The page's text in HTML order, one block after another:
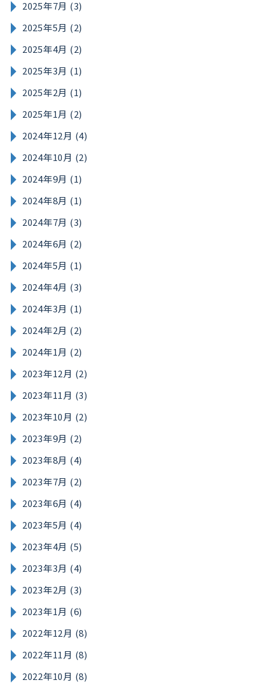
2025年7月 (3)
2025年5月 (2)
2025年4月 (2)
2025年3月 (1)
2025年2月 (1)
2025年1月 (2)
2024年12月 (4)
2024年10月 (2)
2024年9月 (1)
2024年8月 (1)
2024年7月 (3)
2024年6月 (2)
2024年5月 (1)
2024年4月 (3)
2024年3月 (1)
2024年2月 (2)
2024年1月 (2)
2023年12月 (2)
2023年11月 (3)
2023年10月 (2)
2023年9月 (2)
2023年8月 (4)
2023年7月 (2)
2023年6月 (4)
2023年5月 (4)
2023年4月 (5)
2023年3月 (4)
2023年2月 (3)
2023年1月 (6)
2022年12月 (8)
2022年11月 (8)
2022年10月 (8)